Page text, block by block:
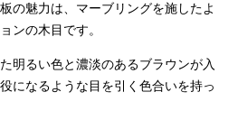
の魅力は、マーブリングを施したよ
ンの木目です。
明るい色と濃淡のあるブラウンが入
になるような目を引く色合いを持っ